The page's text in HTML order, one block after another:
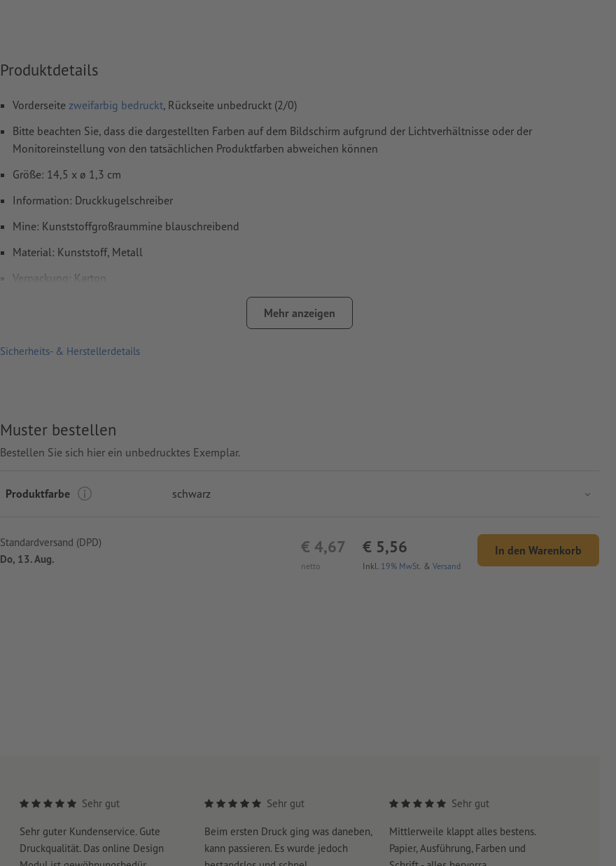
Produktdetails
Vorderseite zweifarbig bedruckt, Rückseite unbedruckt (2/0)
Bitte beachten Sie, dass die dargestellten Farben auf dem Bildschirm aufgrund der Lichtverhältnisse oder der
Monitoreinstellung von den tatsächlichen Produktfarben abweichen können
Größe: 14,5 x ø 1,3 cm
Information: Druckkugelschreiber
Mine: Kunststoffgroßraummine blauschreibend
Material: Kunststoff, Metall
Verpackung: Karton
Mehr anzeigen
Sicherheits- & Herstellerdetails
Muster bestellen
Bestellen Sie sich hier ein unbedrucktes Exemplar.
Produktfarbe schwarz
netto
€ 4,67
Inkl. 19% MwSt. & Versand
€ 5,56 In den Warenkorb
Standardversand (DPD)
Do, 13. Aug.
Sehr gut
Sehr guter Kundenservice. Gute
Druckqualität. Das online Design
Sehr gut
Beim ersten Druck ging was daneben,
kann passieren. Es wurde jedoch
Sehr gut
Mittlerweile klappt alles bestens.
Papier, Ausführung, Farben und